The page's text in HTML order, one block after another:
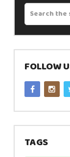
FOLLOW
TAGS